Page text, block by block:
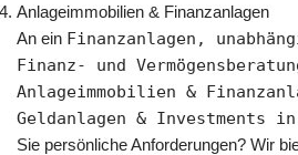
Anlageimmobilien & Finanzanlagen
An ein Finanzanlagen,
Finanz- und
Anlageimmobilien &
Geldanlagen & Investments
Sie persönliche Anforderungen? Wir